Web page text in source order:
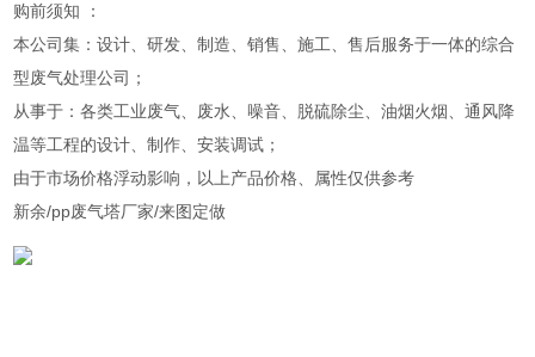
购前须知 ：
本公司集：设计、研发、制造、销售、施工、售后服务于一体的综合
型废气处理公司；
从事于：各类工业废气、废水、噪音、脱硫除尘、油烟火烟、通风降
温等工程的设计、制作、安装调试；
由于市场价格浮动影响，以上产品价格、属性仅供参考
新余/pp废气塔厂家/来图定做